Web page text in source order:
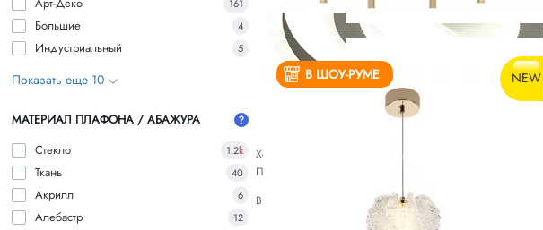
161
Большие 4
Индустриальный 5
Показать еще 10
МАТЕРИАЛ ПЛАФОНА / АБАЖУРА
Стекло
1.2k
Ткань 40
Акрилл 6
Алебастр 12
Хотите купить идеальную светодиодную люстру?
Посмотрите наши рекомендациями по выбору
В статье мы расскажем о разновидностях
В ШОУ-РУМЕ NEW